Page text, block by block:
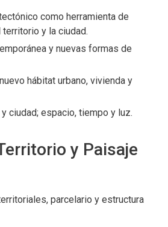
como herramienta de
y la ciudad.
y nuevas formas de
hábitat urbano, vivienda y
ciudad; espacio, tiempo y luz.
y Paisaje
parcelario y estructura